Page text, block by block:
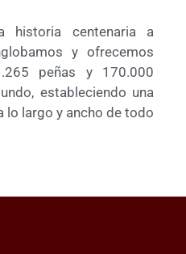
historia centenaria a
y ofrecemos
peñas y 170.000
estableciendo una
lo largo y ancho de todo